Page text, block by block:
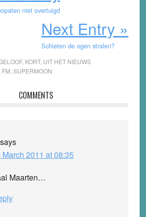
niet overtuigd
Next Entry »
Schieten de ogen stralen?
, KORT, UIT HET NIEUWS
FM SUPERMOON
COMMENTS
says
March 2011 at 08:35
Maarten…